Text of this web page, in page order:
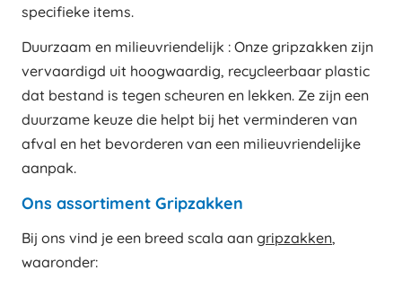
specifieke items.
Duurzaam en milieuvriendelijk : Onze gripzakken zijn
vervaardigd uit hoogwaardig, recycleerbaar plastic
dat bestand is tegen scheuren en lekken. Ze zijn een
duurzame keuze die helpt bij het verminderen van
afval en het bevorderen van een milieuvriendelijke
aanpak.
Ons assortiment Gripzakken
Bij ons vind je een breed scala aan gripzakken,
waaronder: